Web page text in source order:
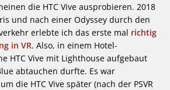
die HTC Vive ausprobieren. 2018
und nach einer Odyssey durch den
erlebte ich das erste mal richtig
in VR. Also, in einem Hotel-
HTC Vive mit Lighthouse aufgebaut
abtauchen durfte. Es war
die HTC Vive später (nach der PSVR